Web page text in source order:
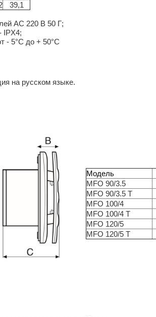
39,1
АС 220 В 50 Г;
IPX4;
- 5°С до + 50°С
на русском языке.
Модель
MFO 90/3.5
MFO 90/3.5 T
MFO 100/4
MFO 100/4 T
MFO 120/5
MFO 120/5 T